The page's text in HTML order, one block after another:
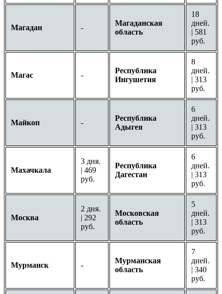
Магадан -
Магаданская
область
18
дней.
| 581
руб.
Магас -
Республика
Ингушетия
8
дней.
| 313
руб.
Майкоп -
Республика
Адыгея
6
дней.
| 313
руб.
Махачкала
3 дня.
| 469
руб.
Республика
Дагестан
6
дней.
| 313
руб.
Москва
2 дня.
| 292
руб.
Московская
область
5
дней.
| 313
руб.
Мурманск -
Мурманская
область
7
дней.
| 340
руб.